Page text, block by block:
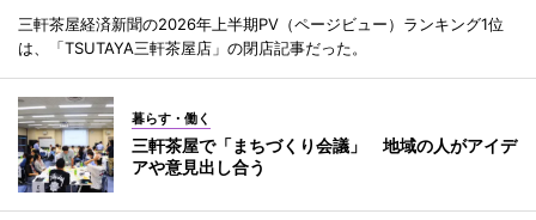
三軒茶屋経済新聞の2026年上半期PV（ページビュー）ランキング1位
は、「TSUTAYA三軒茶屋店」の閉店記事だった。
暮らす・働く
三軒茶屋で「まちづくり会議」 地域の人がアイデ
アや意見出し合う